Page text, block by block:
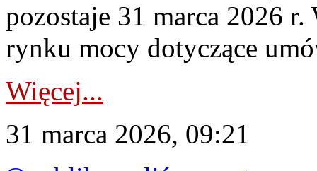
pozostaje 31 marca 2026
rynku mocy dotyczące
Więcej...
31 marca 2026, 09:21